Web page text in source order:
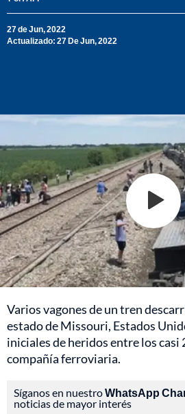
27 de Jun, 2022
Actualizado: 27 De Jun, 2022
Varios vagones de un tren
estado de Missouri, Estados
iniciales de heridos entre los casi
compañía ferroviaria.
Síganos en nuestroWhatsApp
noticias de mayor interés